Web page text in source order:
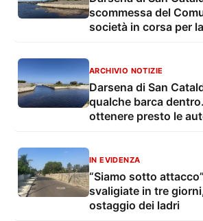
scommessa del
società in corsa per
ARCHIVIO NOTIZIE
Darsena di San
qualche barca
ottenere presto le
IN EVIDENZA
“Siamo sotto
svaligiate in tre
ostaggio dei ladri